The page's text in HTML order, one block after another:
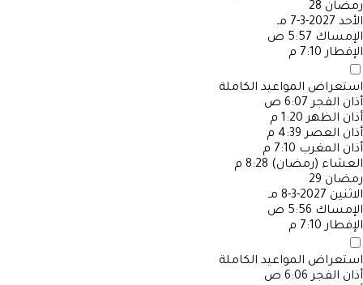
رمضان 28
الأحد 2027-3-7 مـ
الإمساك 5:57 ص
الإفطار 7:10 م
استعراض المواعيد الكاملة
أذان الفجر 6:07 ص
أذان الظهر 1:20 م
أذان العصر 4:39 م
أذان المغرب 7:10 م
العشاء (رمضان) 8:28 م
رمضان 29
الاثنين 2027-3-8 مـ
الإمساك 5:56 ص
الإفطار 7:10 م
استعراض المواعيد الكاملة
أذان الفجر 6:06 ص